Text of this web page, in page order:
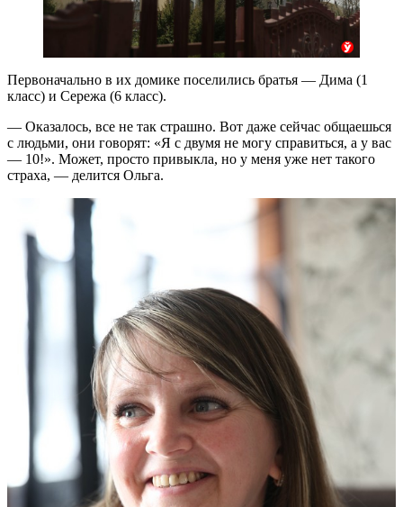
Первоначально в их домике поселились братья — Дима (1
класс) и Сережа (6 класс).
— Оказалось, все не так страшно. Вот даже сейчас общаешься
с людьми, они говорят: «Я с двумя не могу справиться, а у вас
— 10!». Может, просто привыкла, но у меня уже нет такого
страха, — делится Ольга.